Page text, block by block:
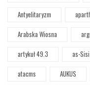
Antyelitaryzm
Arabska Wiosna
artykuł 49.3
as-Sisi
atacms
AUKUS